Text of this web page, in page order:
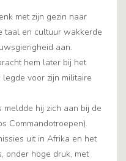
met zijn gezin naar
taal en cultuur wakkerde
aan.
hem later bij het
voor zijn militaire
hij zich aan bij de
Commandotroepen).
uit in Afrika en het
onder hoge druk, met